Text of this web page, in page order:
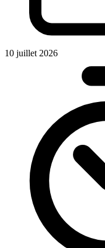
10 juillet 2026